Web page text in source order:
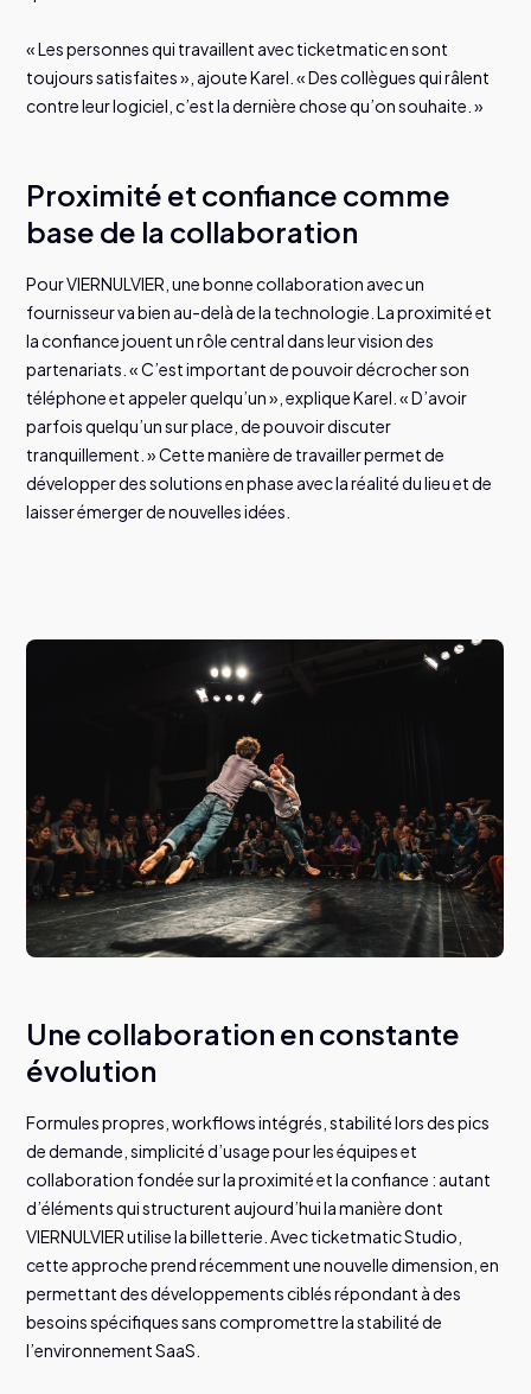
« Les personnes qui travaillent avec ticketmatic en sont
toujours satisfaites », ajoute Karel. « Des collègues qui râlent
contre leur logiciel, c’est la dernière chose qu’on souhaite. »
Proximité et confiance comme
base de la collaboration
Pour VIERNULVIER, une bonne collaboration avec un
fournisseur va bien au-delà de la technologie. La proximité et
la confiance jouent un rôle central dans leur vision des
partenariats. « C’est important de pouvoir décrocher son
téléphone et appeler quelqu’un », explique Karel. « D’avoir
parfois quelqu’un sur place, de pouvoir discuter
tranquillement. » Cette manière de travailler permet de
développer des solutions en phase avec la réalité du lieu et de
laisser émerger de nouvelles idées.
Une collaboration en constante
évolution
Formules propres, workflows intégrés, stabilité lors des pics
de demande, simplicité d’usage pour les équipes et
collaboration fondée sur la proximité et la confiance : autant
d’éléments qui structurent aujourd’hui la manière dont
VIERNULVIER utilise la billetterie. Avec ticketmatic Studio,
cette approche prend récemment une nouvelle dimension, en
permettant des développements ciblés répondant à des
besoins spécifiques sans compromettre la stabilité de
l’environnement SaaS.